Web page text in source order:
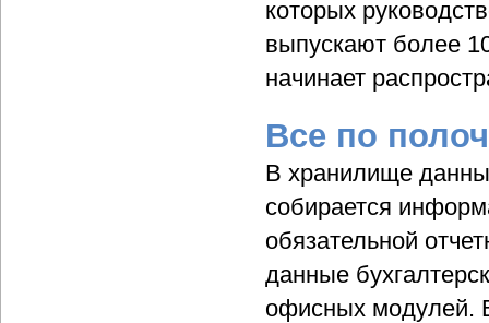
которых
выпускают более
начинает
Все по
В хранилище
собирается
обязательной
данные
офисных модулей.